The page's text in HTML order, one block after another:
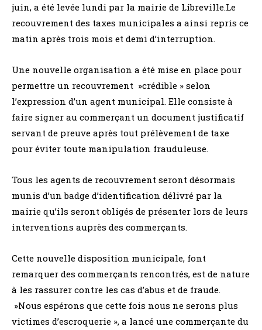
juin, a été levée lundi par la mairie de Libreville.Le
recouvrement des taxes municipales a ainsi repris ce
matin après trois mois et demi d’interruption.
Une nouvelle organisation a été mise en place pour
permettre un recouvrement »crédible » selon
l’expression d’un agent municipal. Elle consiste à
faire signer au commerçant un document justificatif
servant de preuve après tout prélèvement de taxe
pour éviter toute manipulation frauduleuse.
Tous les agents de recouvrement seront désormais
munis d’un badge d’identification délivré par la
mairie qu’ils seront obligés de présenter lors de leurs
interventions auprès des commerçants.
Cette nouvelle disposition municipale, font
remarquer des commerçants rencontrés, est de nature
à les rassurer contre les cas d’abus et de fraude.
»Nous espérons que cette fois nous ne serons plus
victimes d’escroquerie », a lancé une commerçante du